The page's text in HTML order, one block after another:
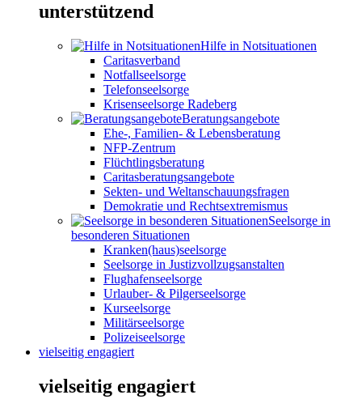
unterstützend
Hilfe in Notsituationen
Caritasverband
Notfallseelsorge
Telefonseelsorge
Krisenseelsorge Radeberg
Beratungsangebote
Ehe-, Familien- & Lebensberatung
NFP-Zentrum
Flüchtlingsberatung
Caritasberatungsangebote
Sekten- und Weltanschauungsfragen
Demokratie und Rechtsextremismus
Seelsorge in
besonderen Situationen
Kranken(haus)seelsorge
Seelsorge in Justizvollzugsanstalten
Flughafenseelsorge
Urlauber- & Pilgerseelsorge
Kurseelsorge
Militärseelsorge
Polizeiseelsorge
vielseitig engagiert
vielseitig engagiert